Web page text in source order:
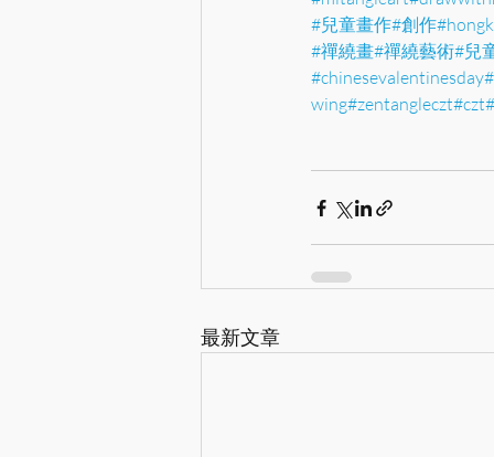
#兒童畫作#創作
#禪繞畫#禪繞藝術#兒
#chinesevalentinesday
wing#zentangleczt#czt
最新文章